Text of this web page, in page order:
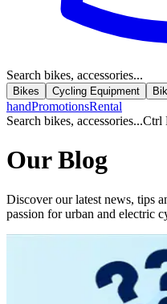
Search bikes, accessories...
Bikes Cycling Equipment
handPromotionsRental
Search bikes, accessories...Ctrl
Our Blog
Discover our latest news, tips
passion for urban and electric